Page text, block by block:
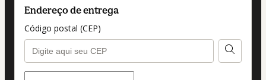
Endereço de entrega
Código postal (CEP)